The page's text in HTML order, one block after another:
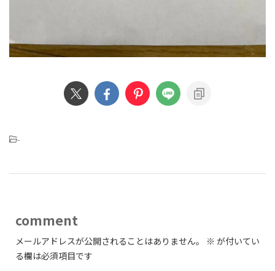
-
comment
メールアドレスが公開されることはありません。 ※ が付いてい
る欄は必須項目です